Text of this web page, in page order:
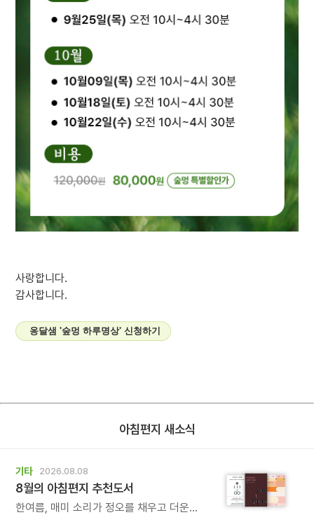
사랑합니다.
감사합니다.
옹달샘 '숲멍 하루명상' 신청하기
아침편지 새소식
기타 2026.08.08
8월의 아침편지 추천도서
한여름, 매미 소리가 정오를 채우고 더운